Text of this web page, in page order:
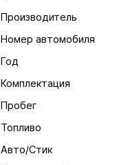
Производитель
Номер автомобиля
Год
Комплектация
Пробег
Топливо
Авто/Стик